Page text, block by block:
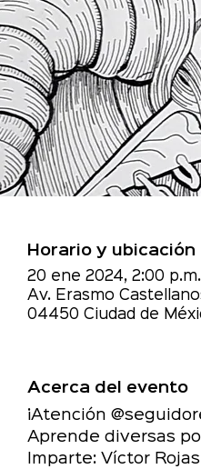
Horario y ubicación
20 ene 2024, 2:00
Av. Erasmo
04450 Ciudad de
Acerca del evento
¡Atención
Aprende diversas
Imparte: Víctor Rojas